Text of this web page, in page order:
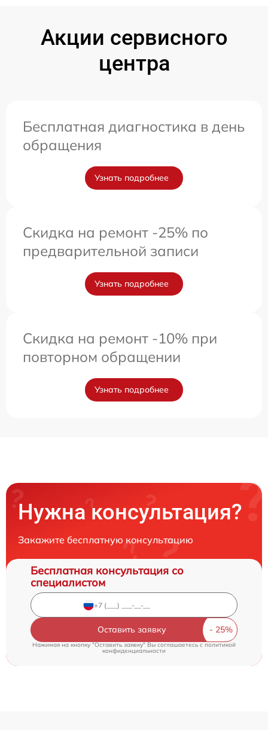
Акции сервисного
центра
Бесплатная диагностика в день
обращения
Узнать подробнее
Скидка на ремонт -25% по
предварительной записи
Узнать подробнее
Скидка на ремонт -10% при
повторном обращении
Узнать подробнее
Нужна консультация?
Закажите бесплатную консультацию
Бесплатная консультация со
специалистом
Оставить заявку
Нажимая на кнопку "Оставить заявку" Вы соглашаетесь c политикой
конфиденциальности